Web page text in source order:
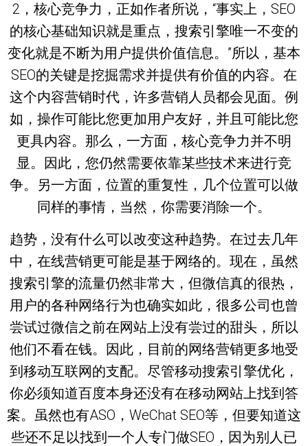
2，核心竞争力，正如作者所说，“事实上，SEO
的核心基础知识就是重点，搜索引擎唯一不变的
变化就是不断为用户提供价值信息。”所以，基本
SEO的关键是挖掘需求并提供有价值的内容。在
这个内容营销时代，许多营销人员都会见面。例
如，操作可能比您更加用户友好，并且可能比您
更具内容。那么，一方面，核心竞争力并不明
显。因此，您仍然需要依靠某些技术来进行竞
争。另一方面，位置的重复性，几个位置可以做
同样的事情，当然，你需要消除一个。
趋势，没有什么可以改变这种趋势。在过去几年
中，在线营销更可能是基于网络的。现在，虽然
搜索引擎的流量仍然非常大，但微信真的很热，
用户的各种网络行为也确实如此，很多公司也曾
尝试过微信之前在网站上没有尝过的甜头，所以
他们不看在钱。因此，目前的网络营销更多地受
到移动互联网的支配。尽管移动搜索引擎优化，
你必须知道百度本身还没有在移动网站上找到答
案。虽然也有ASO，WeChat SEO等，但要知道这
些还不足以找到一个人专门做SEO，因为别人已